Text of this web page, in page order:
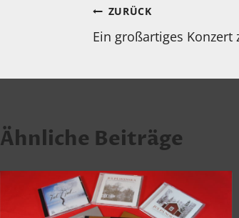
ZURÜCK
Ein großartiges Konzert
Ähnliche Beiträge